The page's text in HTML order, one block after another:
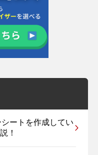
ートを作成してい
！